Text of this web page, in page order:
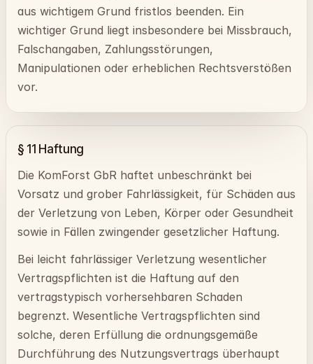
aus wichtigem Grund fristlos beenden. Ein
wichtiger Grund liegt insbesondere bei Missbrauch,
Falschangaben, Zahlungsstörungen,
Manipulationen oder erheblichen Rechtsverstößen
vor.
§ 11 Haftung
Die KomForst GbR haftet unbeschränkt bei
Vorsatz und grober Fahrlässigkeit, für Schäden aus
der Verletzung von Leben, Körper oder Gesundheit
sowie in Fällen zwingender gesetzlicher Haftung.
Bei leicht fahrlässiger Verletzung wesentlicher
Vertragspflichten ist die Haftung auf den
vertragstypisch vorhersehbaren Schaden
begrenzt. Wesentliche Vertragspflichten sind
solche, deren Erfüllung die ordnungsgemäße
Durchführung des Nutzungsvertrags überhaupt